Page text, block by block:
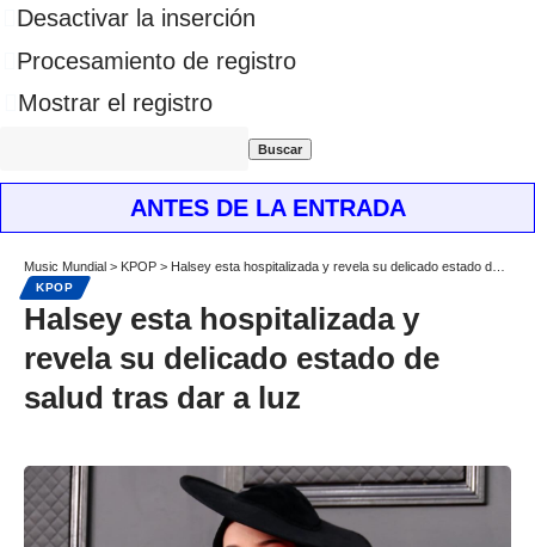
Desactivar la inserción
Procesamiento de registro
Mostrar el registro
ANTES DE LA ENTRADA
Music Mundial > KPOP > Halsey esta hospitalizada y revela su delicado estado de salud tras dar a luz
KPOP
Halsey esta hospitalizada y
revela su delicado estado de
salud tras dar a luz